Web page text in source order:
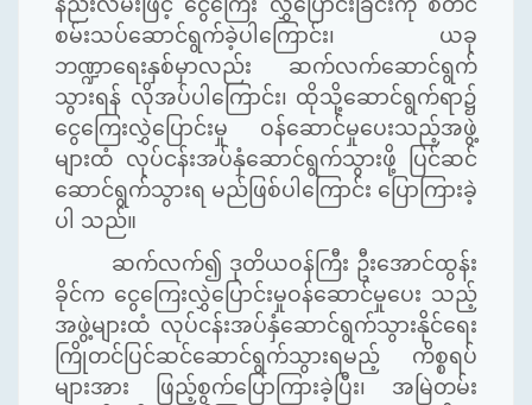
နည်းလမ်းဖြင့် ငွေကြေး လွှဲပြောင်းခြင်းကို စတင်
စမ်းသပ်ဆောင်ရွက်ခဲ့ပါကြောင်း၊ ယခု
ဘဏ္ဍာရေးနှစ်မှာလည်း ဆက်လက်ဆောင်ရွက်
သွားရန် လိုအပ်ပါကြောင်း၊ ထိုသို့ဆောင်ရွက်ရာ၌
ငွေကြေးလွှဲပြောင်းမှု ဝန်ဆောင်မှုပေးသည့်အဖွဲ့
များထံ လုပ်ငန်းအပ်နှံဆောင်ရွက်သွားဖို့ ပြင်ဆင်
ဆောင်ရွက်သွားရ မည်ဖြစ်ပါကြောင်း ပြောကြားခဲ့
ပါ သည်။
ဆက်လက်၍ ဒုတိယဝန်ကြီး ဦးအောင်ထွန်း
ခိုင်က ငွေကြေးလွှဲပြောင်းမှုဝန်ဆောင်မှုပေး သည့်
အဖွဲ့များထံ လုပ်ငန်းအပ်နှံဆောင်ရွက်သွားနိုင်ရေး
ကြိုတင်ပြင်ဆင်ဆောင်ရွက်သွားရမည့် ကိစ္စရပ်
များအား ဖြည့်စွက်ပြောကြားခဲ့ပြီး၊ အမြဲတမ်း